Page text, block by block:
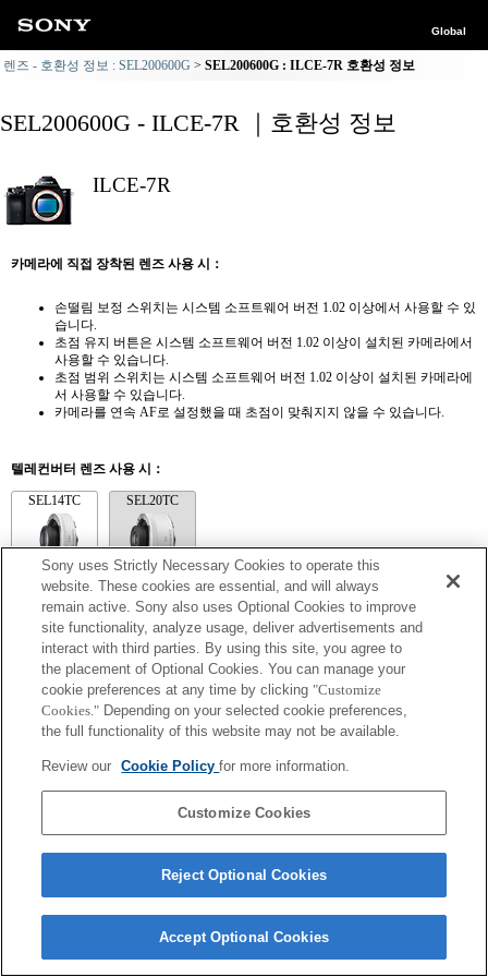
Global
렌즈 - 호환성 정보 : SEL200600G SEL200600G : ILCE-7R 호환성 정보
SEL200600G - ILCE-7R ｜호환성 정보
ILCE-7R
카메라에 직접 장착된 렌즈 사용 시：
손떨림 보정 스위치는 시스템 소프트웨어 버전 1.02 이상에서 사용할 수 있
습니다.
초점 유지 버튼은 시스템 소프트웨어 버전 1.02 이상이 설치된 카메라에서
사용할 수 있습니다.
초점 범위 스위치는 시스템 소프트웨어 버전 1.02 이상이 설치된 카메라에
서 사용할 수 있습니다.
카메라를 연속 AF로 설정했을 때 초점이 맞춰지지 않을 수 있습니다.
텔레컨버터 렌즈 사용 시：
SEL14TC SEL20TC
SEL14TC
카메라를 연속 AF로 설정했을 때 초점이 맞춰지지 않을 수 있습니다.
확대 값 사용 시 해당 Exif 렌즈 이름의 초점 거리 및 최대 조리개가 나열됩니
다. 그러나, 확대 값과 조리개 값을 곱한 값이 10 이상일 경우 올바르게 표시되
지 않습니다. 카메라 시스템 소프트웨어를 3.10 이상으로 업데이트하면 텔레
컨버터 이름과 함께 렌즈 이름도 나열됩니다.
Sony uses Strictly Necessary Cookies to operate this
website. These cookies are essential, and will always
remain active. Sony also uses Optional Cookies to improve
site functionality, analyze usage, deliver advertisements and
interact with third parties. By using this site, you agree to
the placement of Optional Cookies. You can manage your
cookie preferences at any time by clicking "Customize
Cookies." Depending on your selected cookie preferences,
the full functionality of this website may not be available.
Review our Cookie Policyfor more information.
Customize Cookies
Reject Optional Cookies
Accept Optional Cookies